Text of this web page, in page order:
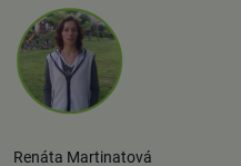
Renáta Martinatová